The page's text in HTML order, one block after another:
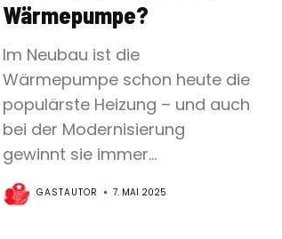
Wärmepumpe?
Im Neubau ist die
Wärmepumpe schon heute die
populärste Heizung – und auch
bei der Modernisierung
gewinnt sie immer...
GASTAUTOR 7. MAI 2025